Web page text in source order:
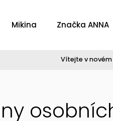
Mikina Značka ANNA
Vítejte v novém